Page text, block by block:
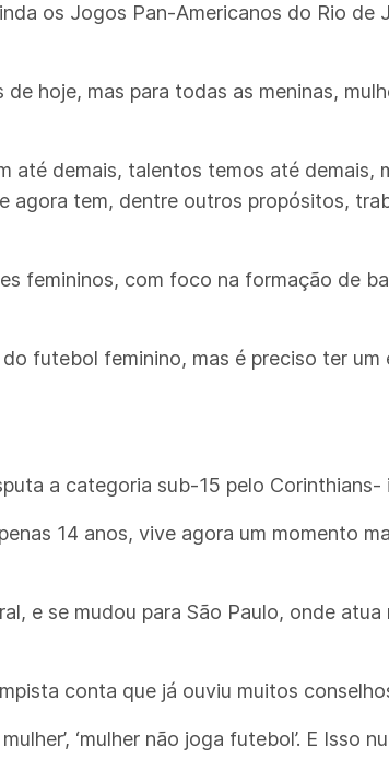
os Jogos Pan-Americanos do Rio de
hoje, mas para todas as meninas,
até demais, talentos temos até demais,
agora tem, dentre outros propósitos,
femininos, com foco na formação de
futebol feminino, mas é preciso ter
a categoria sub-15 pelo Corinthians-
14 anos, vive agora um momento
e se mudou para São Paulo, onde
conta que já ouviu muitos
‘mulher não joga futebol’. E Isso